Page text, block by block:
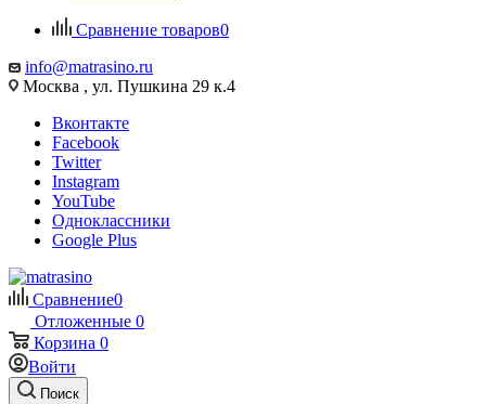
Сравнение товаров0
info@matrasino.ru
Москва , ул. Пушкина 29 к.4
Вконтакте
Facebook
Twitter
Instagram
YouTube
Одноклассники
Google Plus
Сравнение0
Отложенные 0
Корзина 0
Войти
Поиск